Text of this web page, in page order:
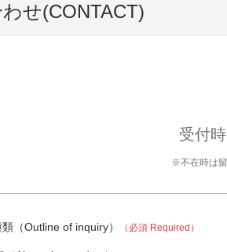
せ(CONTACT)
受付
※不在時は留
（Outline of inquiry） （必須 Required）